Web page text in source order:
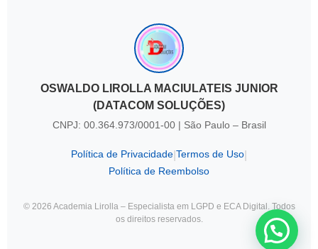
OSWALDO LIROLLA MACIULATEIS JUNIOR
(DATACOM SOLUÇÕES)
CNPJ: 00.364.973/0001-00 | São Paulo – Brasil
Política de Privacidade Termos de Uso
Política de Reembolso
© 2026 Academia Lirolla – Especialista em LGPD e ECA Digital. Todos
os direitos reservados.